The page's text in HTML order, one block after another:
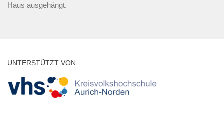
Haus ausgehängt.
UNTERSTÜTZT VON